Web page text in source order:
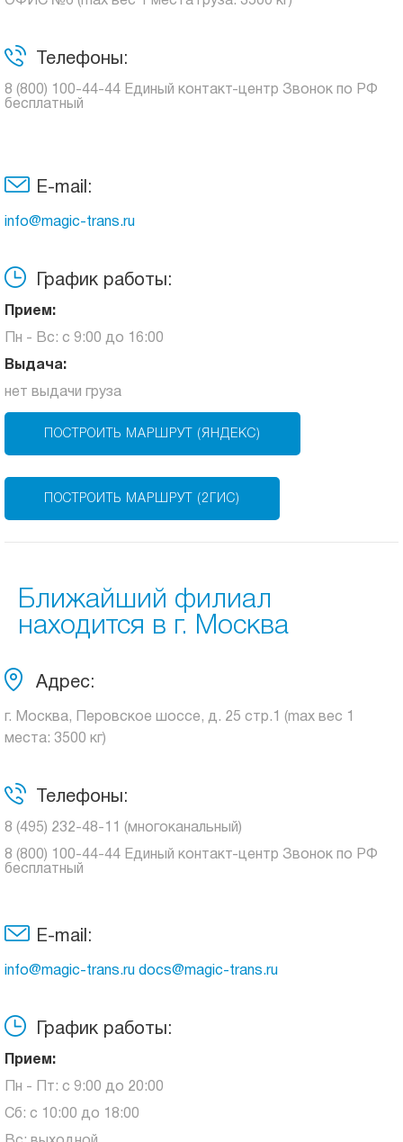
Телефоны:
8 (800) 100-44-44 Единый контакт-центр Звонок по РФ
бесплатный
E-mail:
info@magic-trans.ru
График работы:
Прием:
Пн - Вс: с 9:00 до 16:00
Выдача:
нет выдачи груза
ПОСТРОИТЬ МАРШРУТ (ЯНДЕКС)
ПОСТРОИТЬ МАРШРУТ (2ГИС)
Ближайший филиал
находится в г. Москва
Адрес:
г. Москва, Перовское шоссе, д. 25 стр.1 (max вес 1
места: 3500 кг)
Телефоны:
8 (495) 232-48-11 (многоканальный)
8 (800) 100-44-44 Единый контакт-центр Звонок по РФ
бесплатный
E-mail:
info@magic-trans.ru docs@magic-trans.ru
График работы:
Прием:
Пн - Пт: с 9:00 до 20:00
Сб: с 10:00 до 18:00